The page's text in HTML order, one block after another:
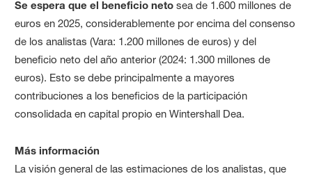
Se espera que el beneficio netosea de 1.600 millones de
euros en 2025, considerablemente por encima del consenso
de los analistas (Vara: 1.200 millones de euros) y del
beneficio neto del año anterior (2024: 1.300 millones de
euros). Esto se debe principalmente a mayores
contribuciones a los beneficios de la participación
consolidada en capital propio en Wintershall Dea.
Más información
La visión general de las estimaciones de los analistas, que